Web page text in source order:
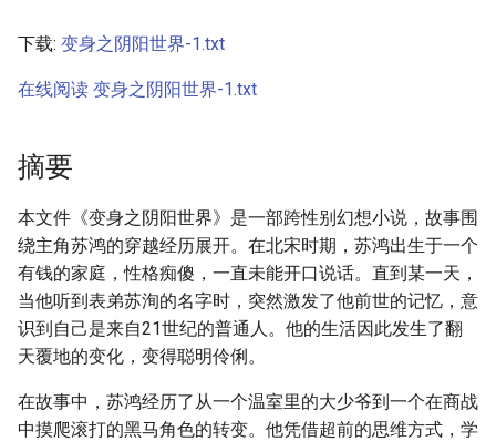
搜
索
下载: 变身之阴阳世界-1.txt
在线阅读 变身之阴阳世界-1.txt
摘要
本文件《变身之阴阳世界》是一部跨性别幻想小说，故事围
绕主角苏鸿的穿越经历展开。在北宋时期，苏鸿出生于一个
有钱的家庭，性格痴傻，一直未能开口说话。直到某一天，
当他听到表弟苏洵的名字时，突然激发了他前世的记忆，意
识到自己是来自21世纪的普通人。他的生活因此发生了翻
天覆地的变化，变得聪明伶俐。
在故事中，苏鸿经历了从一个温室里的大少爷到一个在商战
中摸爬滚打的黑马角色的转变。他凭借超前的思维方式，学